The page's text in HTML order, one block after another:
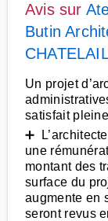
Avis sur
Butin
Un projet
satisfait
➕
une
montant des
surface du
augmente en
seront revus